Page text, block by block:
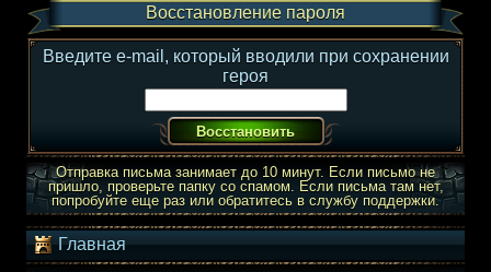
Восстановление пароля
Введите e-mail, который вводили при сохранении
героя
Отправка письма занимает до 10 минут. Если письмо не
пришло, проверьте папку со спамом. Если письма там нет,
попробуйте еще раз или обратитесь в службу поддержки.
Главная